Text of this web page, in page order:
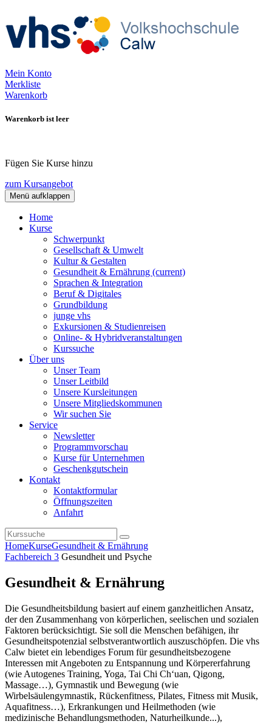
Mein Konto
Merkliste
Warenkorb
Warenkorb ist leer
Fügen Sie Kurse hinzu
zum Kursangebot
Menü aufklappen
Home
Kurse
Schwerpunkt
Gesellschaft & Umwelt
Kultur & Gestalten
Gesundheit & Ernährung (current)
Sprachen & Integration
Beruf & Digitales
Grundbildung
junge vhs
Exkursionen & Studienreisen
Online- & Hybridveranstaltungen
Kurssuche
Über uns
Unser Team
Unser Leitbild
Unsere Kursleitungen
Unsere Mitgliedskommunen
Wir suchen Sie
Service
Newsletter
Programmvorschau
Kurse für Unternehmen
Geschenkgutschein
Kontakt
Kontaktformular
Öffnungszeiten
Anfahrt
HomeKurseGesundheit & Ernährung
Fachbereich 3 Gesundheit und Psyche
Gesundheit & Ernährung
Die Gesundheitsbildung basiert auf einem ganzheitlichen Ansatz,
der den Zusammenhang von körperlichen, seelischen und sozialen
Faktoren berücksichtigt. Sie soll die Menschen befähigen, ihr
Gesundheitspotenzial selbstverantwortlich auszuschöpfen. Die vhs
Calw bietet ein lebendiges Forum für gesundheitsbezogene
Interessen mit Angeboten zu Entspannung und Körpererfahrung
(wie Autogenes Training, Yoga, Tai Chi Ch‘uan, Qigong,
Massage…), Gymnastik und Bewegung (wie
Wirbelsäulengymnastik, Rückenfitness, Pilates, Fitness mit Musik,
Aquafitness…), Erkrankungen und Heilmethoden (wie
medizinische Behandlungsmethoden, Naturheilkunde...),